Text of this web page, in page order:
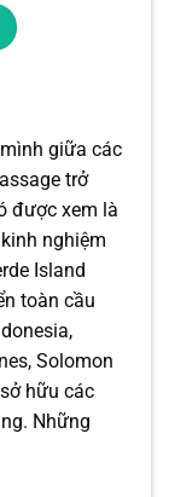
giữa các
trở
được xem là
nghiệm
Island
toàn cầu
Solomon
hữu các
Những